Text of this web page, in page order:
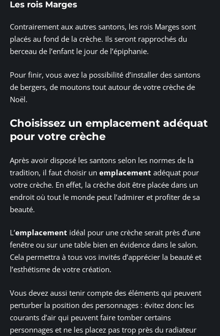
Les rois Marges
Contrairement aux autres santons, les rois Marges sont
placés au fond de la crèche. Ils seront rapprochés du
berceau de l’enfant le jour de l’épiphanie.
Pour finir, vous avez la possibilité d’installer des santons
de bergers, de moutons tout autour de votre crèche de
Noël.
Choisissez un emplacement adéquat
pour votre crèche
Après avoir disposé les santons selon les normes de la
tradition, il faut choisir un emplacement adéquat pour
votre crèche. En effet, la crèche doit être placée dans un
endroit où tout le monde peut l’admirer et profiter de sa
beauté.
L’emplacement idéal pour une crèche serait près d’une
fenêtre ou sur une table bien en évidence dans le salon.
Cela permettra à tous vos invités d’apprécier la beauté et
l’esthétisme de votre création.
Vous devez aussi tenir compte des éléments qui peuvent
perturber la position des personnages : évitez donc les
courants d’air qui peuvent faire tomber certains
personnages et ne les placez pas trop près du radiateur